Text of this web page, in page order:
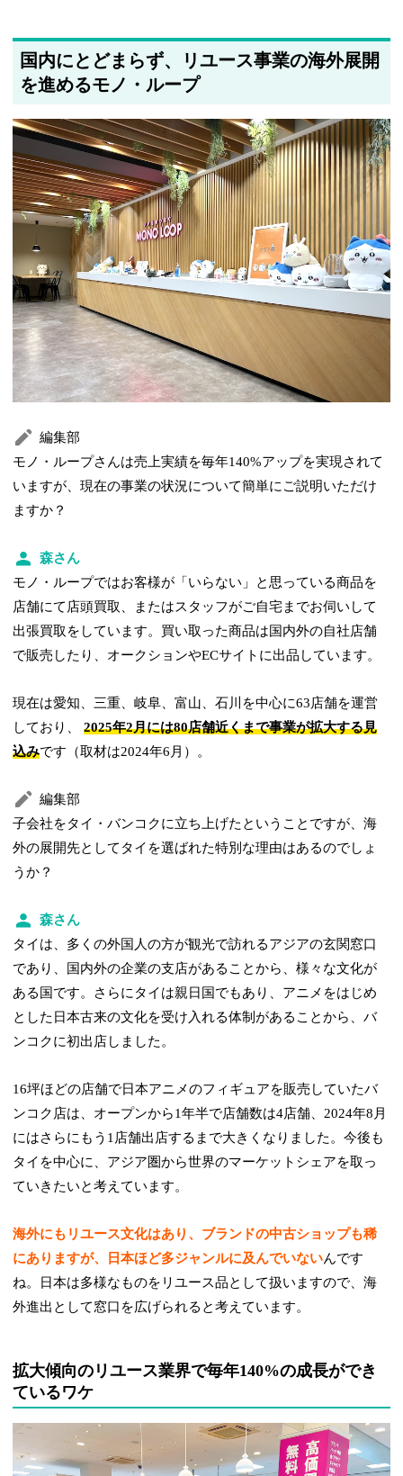
2025年5月20日
著者情報の変更を行いました
国内にとどまらず、リユース事業の海外展開
を進めるモノ・ループ
編集部
モノ・ループさんは売上実績を毎年140%アップを実現されて
いますが、現在の事業の状況について簡単にご説明いただけ
ますか？
森さん
モノ・ループではお客様が「いらない」と思っている商品を
店舗にて店頭買取、またはスタッフがご自宅までお伺いして
出張買取をしています。買い取った商品は国内外の自社店舗
で販売したり、オークションやECサイトに出品しています。
現在は愛知、三重、岐阜、富山、石川を中心に63店舗を運営
しており、2025年2月には80店舗近くまで事業が拡大する見
込みです（取材は2024年6月）。
編集部
子会社をタイ・バンコクに立ち上げたということですが、海
外の展開先としてタイを選ばれた特別な理由はあるのでしょ
うか？
森さん
タイは、多くの外国人の方が観光で訪れるアジアの玄関窓口
であり、国内外の企業の支店があることから、様々な文化が
ある国です。さらにタイは親日国でもあり、アニメをはじめ
とした日本古来の文化を受け入れる体制があることから、バ
ンコクに初出店しました。
16坪ほどの店舗で日本アニメのフィギュアを販売していたバ
ンコク店は、オープンから1年半で店舗数は4店舗、2024年8月
にはさらにもう1店舗出店するまで大きくなりました。今後も
タイを中心に、アジア圏から世界のマーケットシェアを取っ
ていきたいと考えています。
海外にもリユース文化はあり、ブランドの中古ショップも稀
にありますが、日本ほど多ジャンルに及んでいないんです
ね。日本は多様なものをリユース品として扱いますので、海
外進出として窓口を広げられると考えています。
拡大傾向のリユース業界で毎年140%の成長ができ
ているワケ